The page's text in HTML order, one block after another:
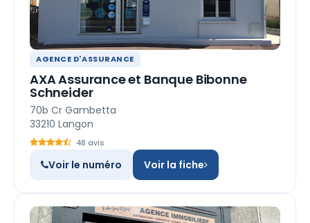
AGENCE D'ASSURANCE
AXA Assurance et Banque Bibonne
Schneider
70b Cr Gambetta
33210 Langon
48 avis
Voir le numéro Voir la fiche